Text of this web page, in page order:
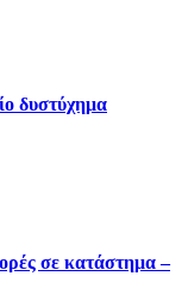
δυστύχημα
σε κατάστημα –